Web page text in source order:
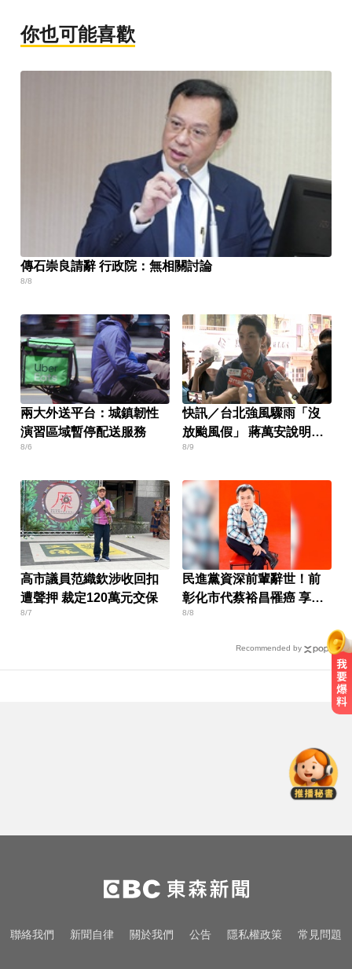
你也可能喜歡
傳石崇良請辭 行政院：無相關討論
8/8
兩大外送平台：城鎮韌性
演習區域暫停配送服務
8/6
快訊／台北強風驟雨「沒
放颱風假」 蔣萬安說明
了！
8/9
高市議員范織欽涉收回扣
遭聲押 裁定120萬元交保
8/7
民進黨資深前輩辭世！前
彰化市代蔡裕昌罹癌 享壽
71歲
8/8
Recommended by
冒雨陪走回家
出國注意！2國拒台人入境、扣護照
遣返 外交部證實了
6.4萬名股東注意！三商壽下市倒數
聯絡我們 新聞自律 關於我們 公告 隱私權政策 常見問題